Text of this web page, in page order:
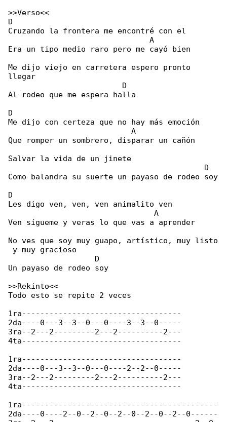
>>Verso<<
D
Cruzando la frontera me encontré con el
                               A
Era un tipo medio raro pero me cayó bien
Me dijo viejo en carretera espero pronto
llegar
                         D
Al rodeo que me espera halla
D
Me dijo con certeza que no hay más emoción
                           A
Que romper un sombrero, disparar un cañón
Salvar la vida de un jinete
                                           D
Como balandra su suerte un payaso de rodeo soy
D
Les digo ven, ven, ven animalito ven
                                A
Ven sígueme y veras lo que vas a aprender
No ves que soy muy guapo, artístico, muy listo
y muy gracioso
                   D
Un payaso de rodeo soy
>>Rekinto<<
Todo esto se repite 2 veces
1ra-----------------------------------
2da----0---3--3--0---0----3--3--0-----
3ra--2---2---------2---2----------2---
4ta-----------------------------------
1ra-----------------------------------
2da----0---3--3--0---0----2--2--0-----
3ra--2---2---------2---2----------2---
4ta-----------------------------------
1ra-------------------------------------------
2da----0----2--0--2--0--2--0--2--0--2--0------